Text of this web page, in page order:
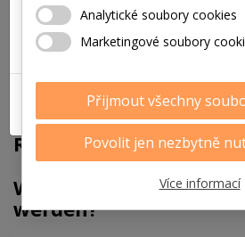
9:00 - 12:00
Děkujeme za
Rückgabe und
Wohin soll die
werden?
Analytické soubory cookies
Marketingové soubory
Přijmout všechny
Povolit jen nezbytně
Více informací